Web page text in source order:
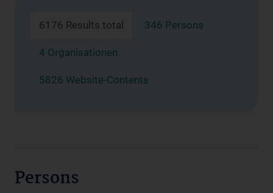
6176 Results total 346 Persons
4 Organisationen
5826 Website-Contents
Persons